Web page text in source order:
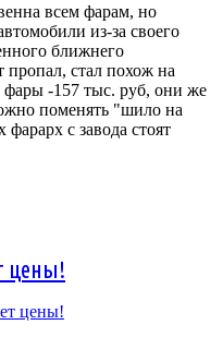
всем фарам, но
из-за своего
ближнего
стал похож на
-157 тыс. руб, они же
поменять "шило на
с завода стоят
цены!